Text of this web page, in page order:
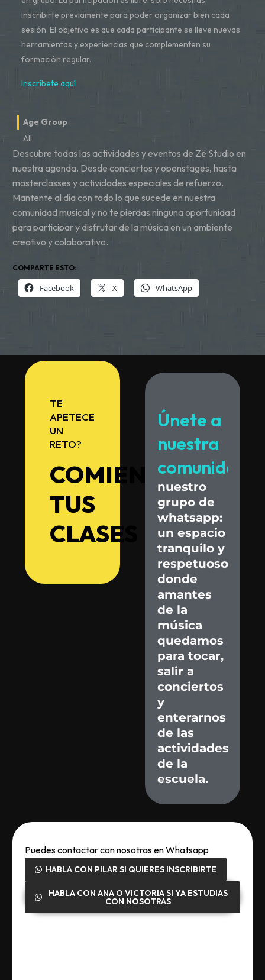
inscribirte previamente para poder organizar bien cada
sesión. El objetivo es que cada participante se lleve nuevas
herramientas y experiencias que complementen su
formación regular.
Inscríbete aquí
Age Group
All
Descubre todas las actividades y eventos de Zë Studio en
nuestra agenda. Desde conciertos y openstages, hasta
masterclasses y actividades especiales de refuerzo.
Mantente al día con todo lo que sucede en nuestra
comunidad musical y no te pierdas ninguna oportunidad
para participar y disfrutar de la música en un ambiente
creativo y colaborativo.
COMPARTE ESTO:
Facebook X WhatsApp
TE
APETECE
UN
RETO?
COMIENZA
TUS
CLASES
Únete a
nuestra
comunidad.
nuestro
grupo de
whatsapp:
un espacio
tranquilo y
respetuoso
donde
amantes
de la
música
quedamos
para tocar,
salir a
conciertos
y
enterarnos
de las
actividades
de la
escuela.
Puedes contactar con nosotras en Whatsapp
HABLA CON PILAR SI QUIERES INSCRIBIRTE
HABLA CON ANA O VICTORIA SI YA ESTUDIAS
CON NOSOTRAS